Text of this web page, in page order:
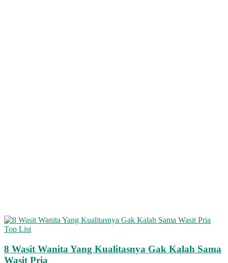
Top List
8 Wasit Wanita Yang Kualitasnya Gak Kalah Sama
Wasit Pria